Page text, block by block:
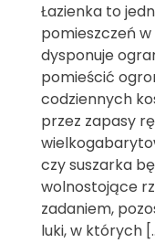
Łazienka to
pomieszczeń w
dysponuje
pomieścić
codziennych
przez zapasy
czy suszarka
wolnostojące
zadaniem,
luki, w których